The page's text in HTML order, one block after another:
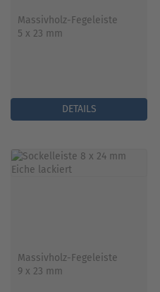
Massivholz-Fegeleiste
5 x 23 mm
DETAILS
Massivholz-Fegeleiste
9 x 23 mm